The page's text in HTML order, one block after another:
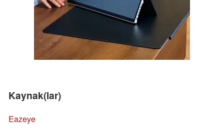
Kaynak(lar)
Eazeye